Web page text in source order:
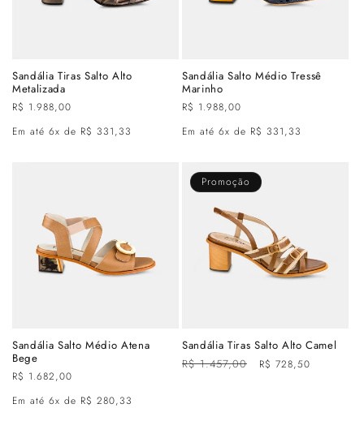
Sandália Tiras Salto Alto
Metalizada
Preço
R$ 1.988,00
Em até 6x de R$ 331,33
Sandália Salto Médio Tressê
Marinho
Preço
R$ 1.988,00
Em até 6x de R$ 331,33
Sandália Salto Médio Atena
Bege
Preço
R$ 1.682,00
Em até 6x de R$ 280,33
Promoção
Sandália Tiras Salto Alto Camel
Preço
R$ 1.457,00
Preço
R$ 728,50